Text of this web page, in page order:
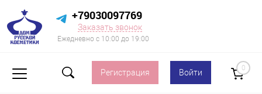
+79030097769
Заказать звонок
Ежедневно с 10:00 до 19:00
Регистрация Войти 0